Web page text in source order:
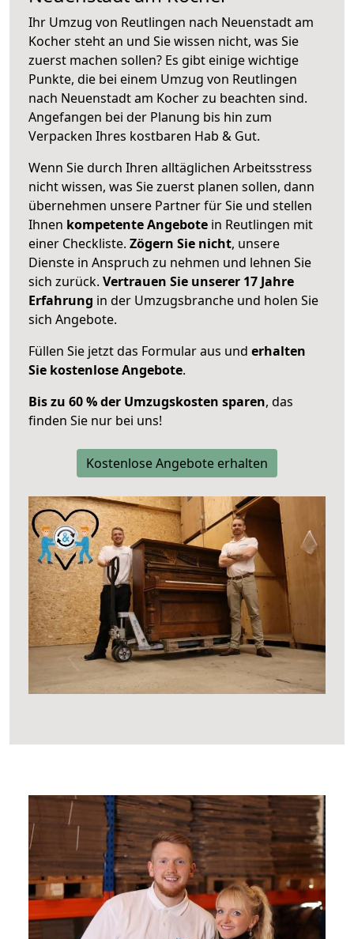
Ihr Umzug von Reutlingen nach Neuenstadt am
Kocher steht an und Sie wissen nicht, was Sie
zuerst machen sollen? Es gibt einige wichtige
Punkte, die bei einem Umzug von Reutlingen
nach Neuenstadt am Kocher zu beachten sind.
Angefangen bei der Planung bis hin zum
Verpacken Ihres kostbaren Hab & Gut.
Wenn Sie durch Ihren alltäglichen Arbeitsstress
nicht wissen, was Sie zuerst planen sollen, dann
übernehmen unsere Partner für Sie und stellen
Ihnen kompetente Angebote in Reutlingen mit
einer Checkliste. Zögern Sie nicht, unsere
Dienste in Anspruch zu nehmen und lehnen Sie
sich zurück. Vertrauen Sie unserer 17 Jahre
Erfahrung in der Umzugsbranche und holen Sie
sich Angebote.
Füllen Sie jetzt das Formular aus und erhalten
Sie kostenlose Angebote.
Bis zu 60 % der Umzugskosten sparen, das
finden Sie nur bei uns!
Kostenlose Angebote erhalten